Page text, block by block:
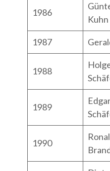
1986
Kuhn
1987
1988
1989
1990